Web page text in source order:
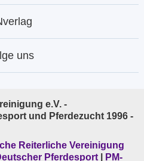
uns
e.V. -
und Pferdezucht 1996 -
Reiterliche Vereinigung
Pferdesport PM-